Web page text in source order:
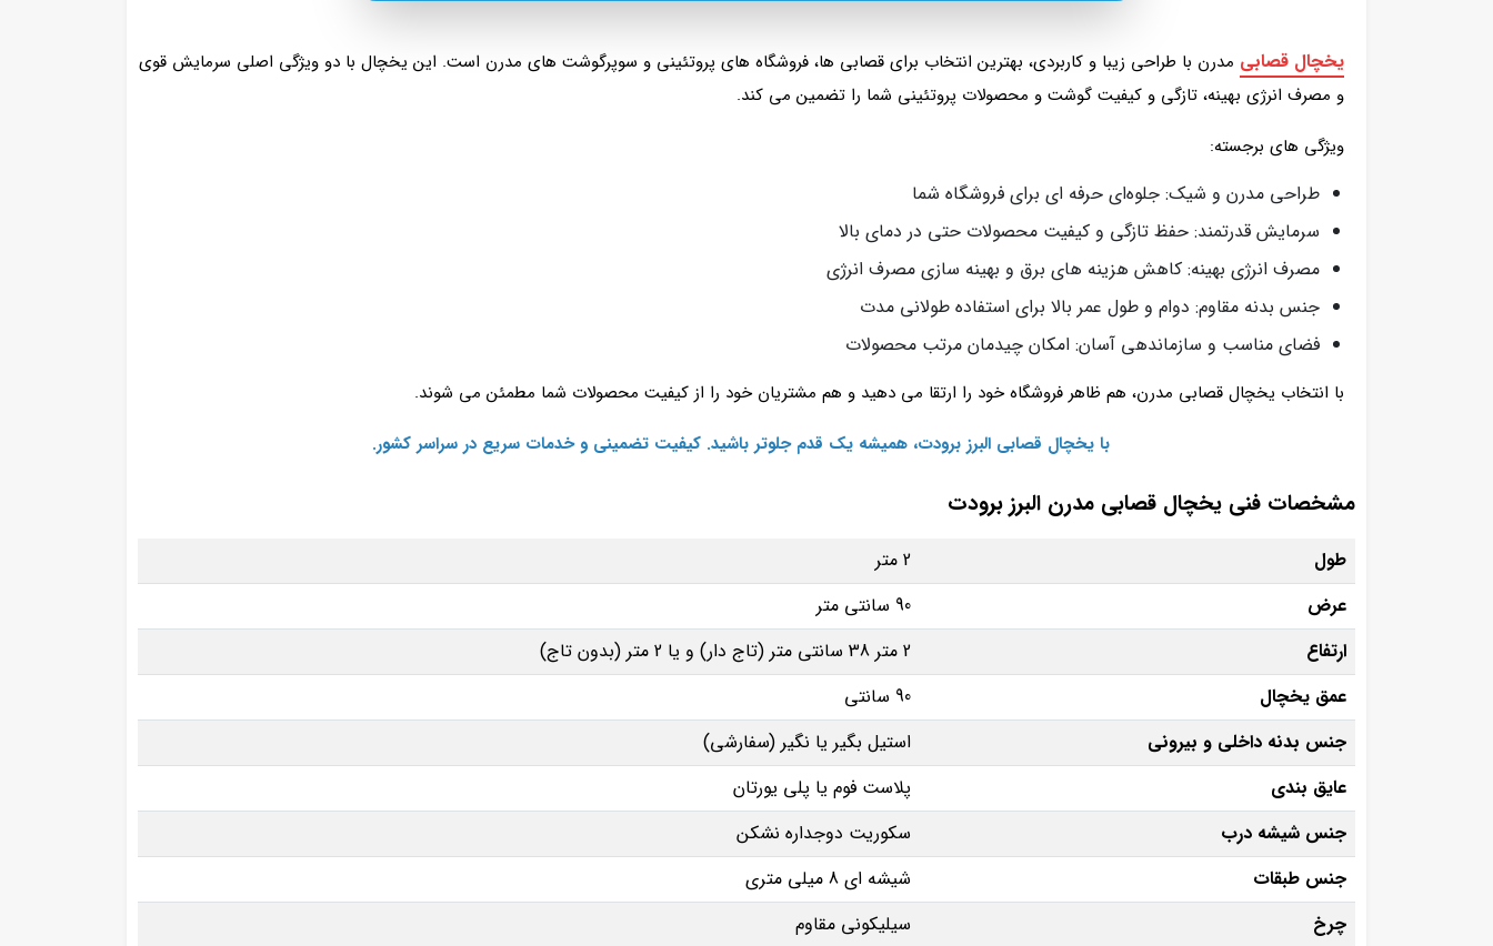
یخچال قصابی مدرن با طراحی زیبا و کاربردی، بهترین انتخاب برای قصابی‌ ها، فروشگاه‌ های پروتئینی و سوپرگوشت های مدرن است. این یخچال با دو ویژگی اصلی سرمایش قوی
و مصرف انرژی بهینه، تازگی و کیفیت گوشت و محصولات پروتئینی شما را تضمین می‌ کند.
ویژگی‌ های برجسته:
طراحی مدرن و شیک: جلوه‌ای حرفه‌ ای برای فروشگاه شما
سرمایش قدرتمند: حفظ تازگی و کیفیت محصولات حتی در دمای بالا
مصرف انرژی بهینه: کاهش هزینه‌ های برق و بهینه‌ سازی مصرف انرژی
جنس بدنه مقاوم: دوام و طول عمر بالا برای استفاده طولانی‌ مدت
فضای مناسب و سازماندهی آسان: امکان چیدمان مرتب محصولات
با انتخاب یخچال قصابی مدرن، هم ظاهر فروشگاه خود را ارتقا می‌ دهید و هم مشتریان خود را از کیفیت محصولات شما مطمئن می شوند.
با یخچال‌ قصابی البرز برودت، همیشه یک قدم جلوتر باشید. کیفیت تضمینی و خدمات سریع در سراسر کشور.
مشخصات فنی یخچال قصابی مدرن البرز برودت
طول
2 متر
عرض
90 سانتی متر
ارتفاع
2 متر 38 سانتی متر (تاج دار) و یا 2 متر (بدون تاج)
عمق یخچال
90 سانتی
جنس بدنه داخلی و بیرونی
استیل بگیر یا نگیر (سفارشی)
عایق بندی
پلاست فوم یا پلی یورتان
جنس شیشه درب
سکوریت دوجداره نشکن
جنس طبقات
شیشه ای 8 میلی متری
چرخ
سیلیکونی مقاوم